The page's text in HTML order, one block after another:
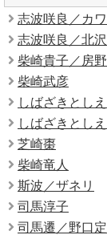
志波咲良／カ
志波咲良／北
柴崎貴子／房
柴崎武彦
しばざきとしえ
しばざきとし
芝崎棗
柴崎竜人
斯波／ザネリ
司馬淳子
司馬遷／野口